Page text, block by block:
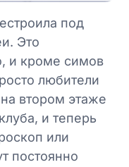
под
Это
и кроме симов
любители
втором этаже
и теперь
или
постоянно